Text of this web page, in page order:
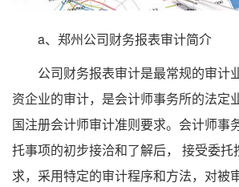
a、郑州公司财务报表审计简介
公司财务报表审计是最常规的审计
资企业的审计，是会计师事务所的法定
国注册会计师审计准则要求。会计师事
托事项的初步接洽和了解后， 接受委托
求，采用特定的审计程序和方法，对被